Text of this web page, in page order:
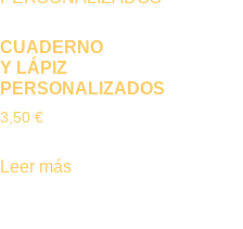
CUADERNO
Y LÁPIZ
PERSONALIZADOS
3,50 €
Leer más